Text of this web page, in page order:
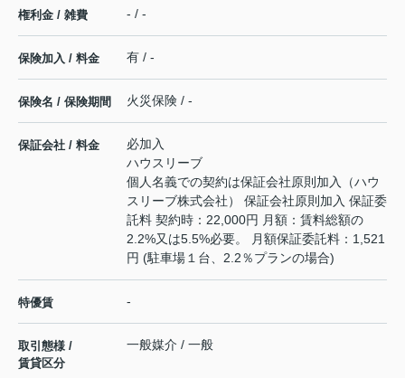
権利金 / 雑費 - / -
保険加入 / 料金 有 / -
保険名 / 保険期間 火災保険 / -
保証会社 / 料金
必加入
ハウスリーブ
個人名義での契約は保証会社原則加入（ハウ
スリーブ株式会社） 保証会社原則加入 保証委
託料 契約時：22,000円 月額：賃料総額の
2.2%又は5.5%必要。 月額保証委託料：1,521
円 (駐車場１台、2.2％プランの場合)
特優賃 -
取引態様 /
賃貸区分
一般媒介 / 一般